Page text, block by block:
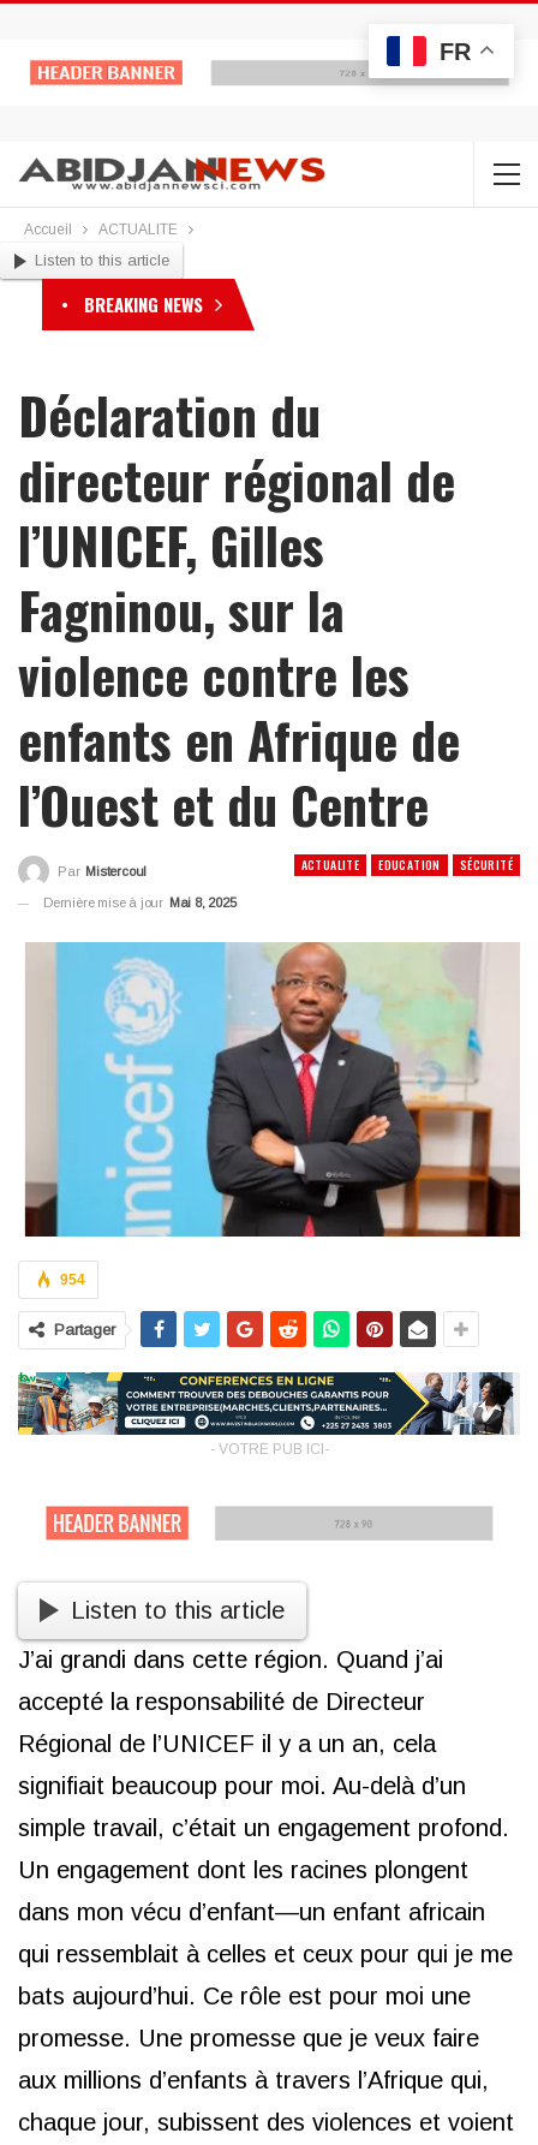
Accueil ACTUALITE
Listen to this article
BREAKING NEWS
Déclaration du
directeur régional de
l’UNICEF, Gilles
Fagninou, sur la
violence contre les
enfants en Afrique de
l’Ouest et du Centre
ACTUALITE EDUCATION SÉCURITÉ
Par Mistercoul
Dernière mise à jour Mai 8, 2025
954
Partager
- VOTRE PUB ICI-
Listen to this article
J’ai grandi dans cette région. Quand j’ai
accepté la responsabilité de Directeur
Régional de l’UNICEF il y a un an, cela
signifiait beaucoup pour moi. Au-delà d’un
simple travail, c’était un engagement profond.
Un engagement dont les racines plongent
dans mon vécu d’enfant—un enfant africain
qui ressemblait à celles et ceux pour qui je me
bats aujourd’hui. Ce rôle est pour moi une
promesse. Une promesse que je veux faire
aux millions d’enfants à travers l’Afrique qui,
chaque jour, subissent des violences et voient
FR